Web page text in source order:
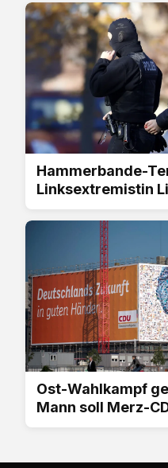
Hammerbande-
Linksextremistin
Ost-Wahlkampf
Mann soll Merz-